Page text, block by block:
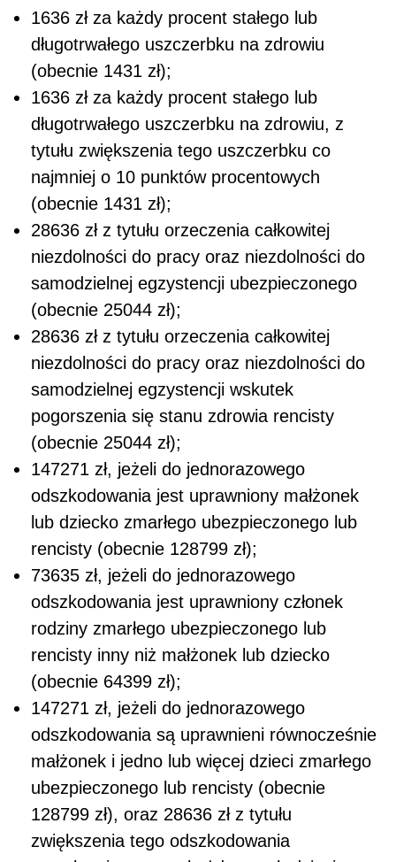
1636 zł za każdy procent stałego lub
długotrwałego uszczerbku na zdrowiu
(obecnie 1431 zł);
1636 zł za każdy procent stałego lub
długotrwałego uszczerbku na zdrowiu, z
tytułu zwiększenia tego uszczerbku co
najmniej o 10 punktów procentowych
(obecnie 1431 zł);
28636 zł z tytułu orzeczenia całkowitej
niezdolności do pracy oraz niezdolności do
samodzielnej egzystencji ubezpieczonego
(obecnie 25044 zł);
28636 zł z tytułu orzeczenia całkowitej
niezdolności do pracy oraz niezdolności do
samodzielnej egzystencji wskutek
pogorszenia się stanu zdrowia rencisty
(obecnie 25044 zł);
147271 zł, jeżeli do jednorazowego
odszkodowania jest uprawniony małżonek
lub dziecko zmarłego ubezpieczonego lub
rencisty (obecnie 128799 zł);
73635 zł, jeżeli do jednorazowego
odszkodowania jest uprawniony członek
rodziny zmarłego ubezpieczonego lub
rencisty inny niż małżonek lub dziecko
(obecnie 64399 zł);
147271 zł, jeżeli do jednorazowego
odszkodowania są uprawnieni równocześnie
małżonek i jedno lub więcej dzieci zmarłego
ubezpieczonego lub rencisty (obecnie
128799 zł), oraz 28636 zł z tytułu
zwiększenia tego odszkodowania